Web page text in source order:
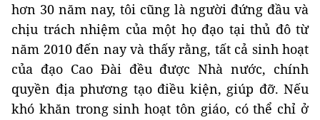
hơn 30 năm nay, tôi cũng là người đứng đầu và
chịu trách nhiệm của một họ đạo tại thủ đô từ
năm 2010 đến nay và thấy rằng, tất cả sinh hoạt
của đạo Cao Đài đều được Nhà nước, chính
quyền địa phương tạo điều kiện, giúp đỡ. Nếu
khó khăn trong sinh hoạt tôn giáo, có thể chỉ ở